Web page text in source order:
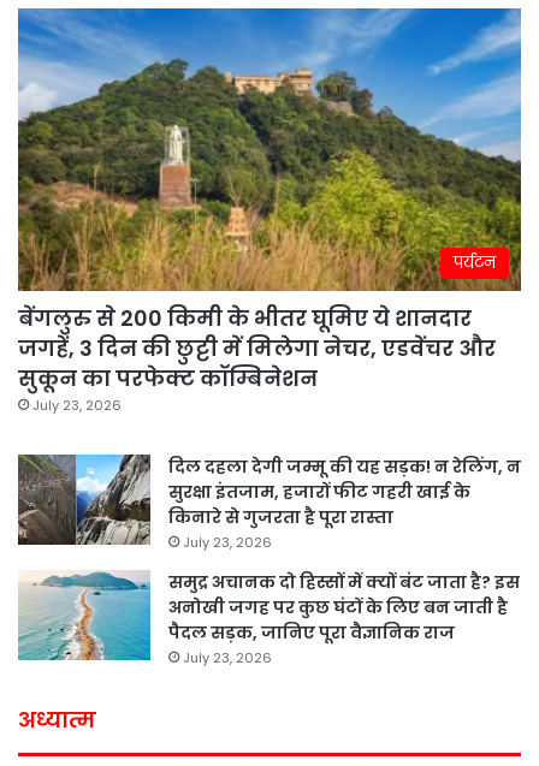
पर्यटन
बेंगलुरु से 200 किमी के भीतर घूमिए ये शानदार
जगहें, 3 दिन की छुट्टी में मिलेगा नेचर, एडवेंचर और
सुकून का परफेक्ट कॉम्बिनेशन
July 23, 2026
दिल दहला देगी जम्मू की यह सड़क! न रेलिंग, न
सुरक्षा इंतजाम, हजारों फीट गहरी खाई के
किनारे से गुजरता है पूरा रास्ता
July 23, 2026
समुद्र अचानक दो हिस्सों में क्यों बंट जाता है? इस
अनोखी जगह पर कुछ घंटों के लिए बन जाती है
पैदल सड़क, जानिए पूरा वैज्ञानिक राज
July 23, 2026
अध्यात्म